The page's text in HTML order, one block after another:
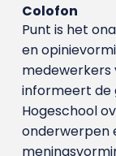
Colofon
Punt is het
en
medewerkers
informeert de
Hogeschool
onderwerpen